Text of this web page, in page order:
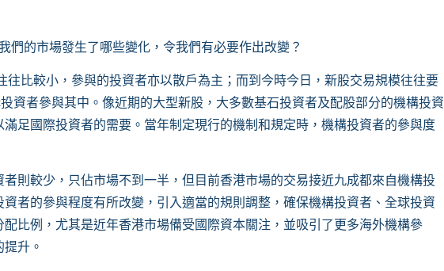
們的市場發生了哪些變化，令我們有必要作出改變？
往比較小，參與的投資者亦以散戶為主；而到今時今日，新股交易規模往往要
資者參與其中。像近期的大型新股，大多數基石投資者及配股部分的機構投資
足國際投資者的需要。當年制定現行的機制和規定時，機構投資者的參與度
則較少，只佔市場不到一半，但目前香港市場的交易接近九成都來自機構投
者的參與程度有所改變，引入適當的規則調整，確保機構投資者、全球投資
比例，尤其是近年香港市場備受國際資本關注，並吸引了更多海外機構參
升。